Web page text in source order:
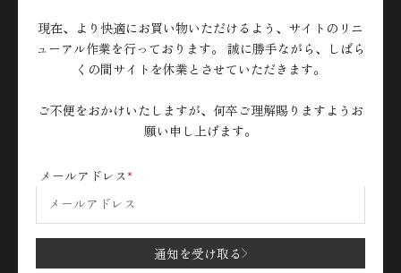
現在、より快適にお買い物いただけるよう、サイトのリニ
ューアル作業を行っております。 誠に勝手ながら、しばら
くの間サイトを休業とさせていただきます。
ご不便をおかけいたしますが、何卒ご理解賜りますようお
願い申し上げます。
メールアドレス
通知を受け取る